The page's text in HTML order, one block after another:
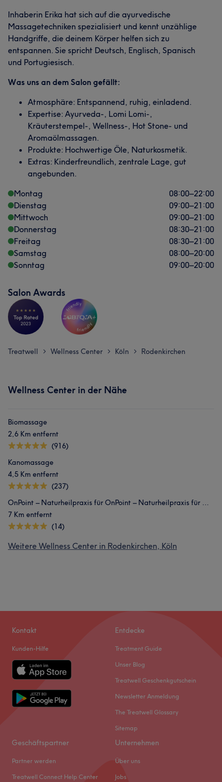
Inhaberin Erika hat sich auf die ayurvedische
Massagetechniken spezialisiert und kennt unzählige
Handgriffe, die deinem Körper helfen sich zu
entspannen. Sie spricht Deutsch, Englisch, Spanisch
und Portugiesisch.
Was uns an dem Salon gefällt:
Atmosphäre: Entspannend, ruhig, einladend.
Expertise: Ayurveda-, Lomi Lomi-,
Kräuterstempel-, Wellness-, Hot Stone- und
Aromaölmassagen.
Produkte: Hochwertige Öle, Naturkosmetik.
Extras: Kinderfreundlich, zentrale Lage, gut
angebunden.
Montag
08:00–22:00
Dienstag
09:00–21:00
Mittwoch
09:00–21:00
Donnerstag
08:30–21:00
Freitag
08:30–21:00
Samstag
08:00–20:00
Sonntag
09:00–20:00
Salon Awards
Treatwell > Wellness Center > Köln > Rodenkirchen
Wellness Center in der Nähe
Biomassage
2,6 Km entfernt
(916)
Kanomassage
4,5 Km entfernt
(237)
OnPoint – Naturheilpraxis für OnPoint – Naturheilpraxis für Haut & Körper
7 Km entfernt
(14)
Weitere Wellness Center in Rodenkirchen, Köln
Kontakt
Kunden-Hilfe
Entdecke
Treatment Guide
Unser Blog
Treatwell Geschenkgutschein
Newsletter Anmeldung
The Treatwell Glossary
Sitemap
Geschäftspartner
Partner werden
Treatwell Connect Help Center
Unternehmen
Über uns
Jobs